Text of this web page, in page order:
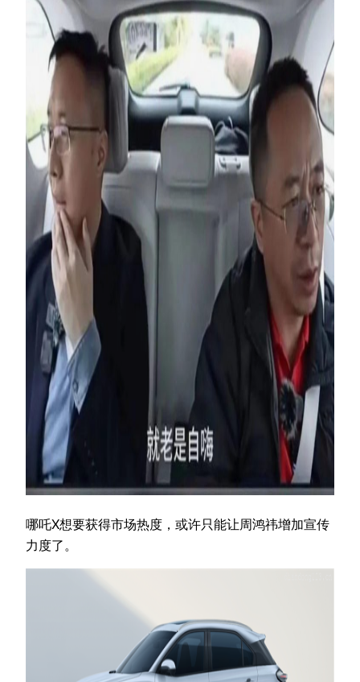
哪吒X想要获得市场热度，或许只能让周鸿祎增加宣传
力度了。